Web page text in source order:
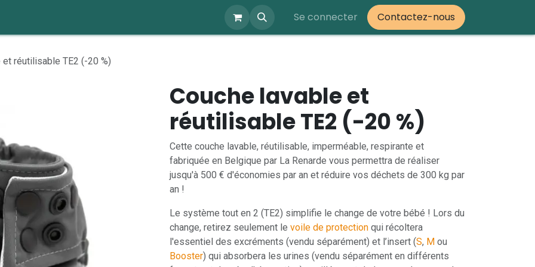
Se connecter Contactez-nous
et réutilisable TE2 (-20 %)
Couche lavable et
réutilisable TE2 (-20 %)
Cette couche lavable, réutilisable, imperméable, respirante et
fabriquée en Belgique par La Renarde vous permettra de réaliser
jusqu'à 500 € d'économies par an et réduire vos déchets de 300 kg par
an !
Le système tout en 2 (TE2) simplifie le change de votre bébé ! Lors du
change, retirez seulement le voile de protection qui récoltera
l'essentiel des excréments (vendu séparément) et l’insert (S, M ou
Booster) qui absorbera les urines (vendu séparément en différents